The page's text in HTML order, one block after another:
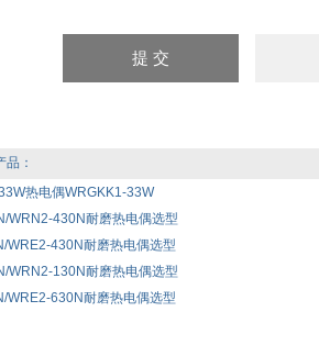
：
热电偶WRGKK1-33W
WRN2-430N耐磨热电偶选型
WRE2-430N耐磨热电偶选型
WRN2-130N耐磨热电偶选型
WRE2-630N耐磨热电偶选型